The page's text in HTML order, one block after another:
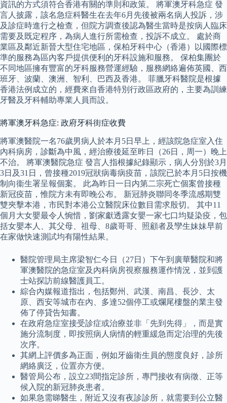
資訊的方式須符合香港有關的準則和政策。 將軍澳牙科急症 發
言人披露，該名急症科醫生在去年6月先後被兩名病人投訴，涉
及診症時進行之檢查，但院方調查後認為醫生當時是按病人臨床
需要及既定程序，為病人進行所需檢查，投訴不成立。 處於商
業區及鄰近新晉大型住宅地區，保柏牙科中心（香港）以國際標
準的服務為區內客戶提供便利的牙科設施和服務。 保柏集團於
不同地區擁有豐富的牙科服務營運經驗，服務網絡遍佈英國、西
班牙、波蘭、澳洲、智利、巴西及香港。 菲臘牙科醫院是根據
香港法例成立的，經費來自香港特別行政區政府的，主要為訓練
牙醫及牙科輔助專業人員而設。
將軍澳牙科急症: 政府牙科街症收費
將軍澳醫院一名76歲男病人於本月5日早上，經該院急症室入住
內科病房，診斷為中風，經治療後延至昨日（26日，周一）晚上
不治。 將軍澳醫院急症 發言人指根據紀錄顯示，病人分別於3月
3日及31日，曾接種2019冠狀病毒病疫苗，該院已於本月5日按機
制向衞生署呈報個案。 此為昨日一日内第二宗死亡個案曾接種
新冠疫苗，惟院方未有即晚公布。 新冠肺炎聯同冬季流感期雙
雙夾擊本港，市民對本港公立醫院床位數目需求殷切。 其中11
個月大女嬰最令人惋惜，劉家獻透露女嬰一家七口均疑染疫，包
括女嬰本人、其父母、祖母、8歲哥哥、照顧者及孿生妹妹早前
在家做快速測試均有陽性結果。
醫院管理局主席梁智仁今日（27日）下午到廣華醫院和將
軍澳醫院的急症室及內科病房視察服務運作情況，並到護
士站探訪前線醫護員工。
綜合內媒報道指出，包括鄭州、武漢、南昌、長沙、太
原、西安等城市在內、多達52個停工或爛尾樓盤的業主發
佈了停貸告知書。
在政府急症室接受診症或治療並非「先到先得」，而是實
施分流制度，即按照病人病情的輕重緩急而定治理的先後
次序。
其網上評價多為正面，例如牙齒衛生員的態度良好，診所
網絡廣泛，位置亦方便。
醫管局公布，設立23間指定診所，專門接收有病徵、正等
候入院的新冠肺炎患者。
如果急需睇醫生，附近又沒有夜診診所，就需要到公立醫